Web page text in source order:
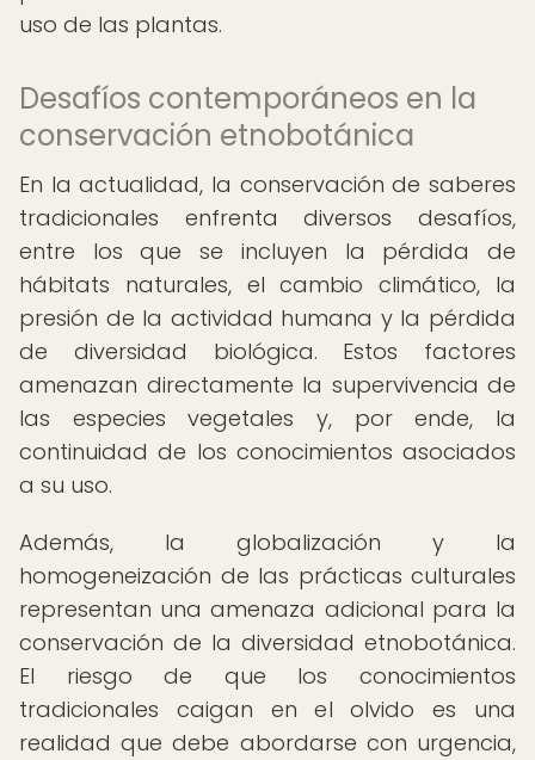
uso de las plantas.
Desafíos contemporáneos en la
conservación etnobotánica
En la actualidad, la conservación de saberes
tradicionales enfrenta diversos desafíos,
entre los que se incluyen la pérdida de
hábitats naturales, el cambio climático, la
presión de la actividad humana y la pérdida
de diversidad biológica. Estos factores
amenazan directamente la supervivencia de
las especies vegetales y, por ende, la
continuidad de los conocimientos asociados
a su uso.
Además, la globalización y la
homogeneización de las prácticas culturales
representan una amenaza adicional para la
conservación de la diversidad etnobotánica.
El riesgo de que los conocimientos
tradicionales caigan en el olvido es una
realidad que debe abordarse con urgencia,